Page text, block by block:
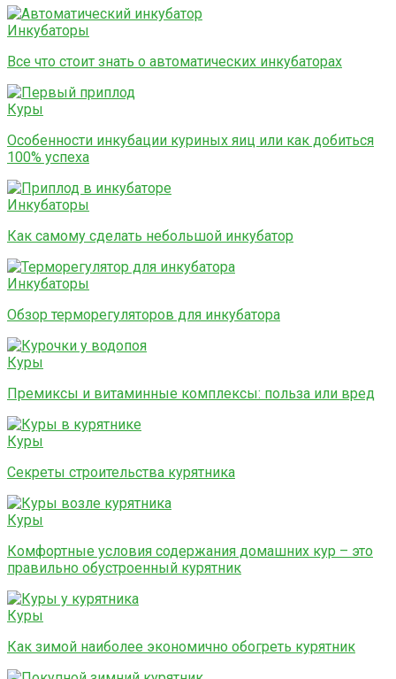
Инкубаторы
Все что стоит знать о автоматических инкубаторах
Куры
Особенности инкубации куриных яиц или как добиться
100% успеха
Инкубаторы
Как самому сделать небольшой инкубатор
Инкубаторы
Обзор терморегуляторов для инкубатора
Куры
Премиксы и витаминные комплексы: польза или вред
Куры
Секреты строительства курятника
Куры
Комфортные условия содержания домашних кур – это
правильно обустроенный курятник
Куры
Как зимой наиболее экономично обогреть курятник